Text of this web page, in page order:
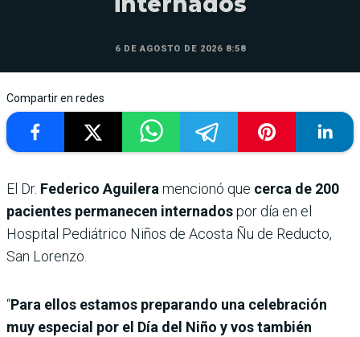
6 DE AGOSTO DE 2026 8:58
Compartir en redes
El Dr. Federico Aguilera mencionó que cerca de 200
pacientes permanecen internadospor día en el
Hospital Pediátrico Niños de Acosta Ñu de Reducto,
San Lorenzo.
“Para ellos estamos preparando una celebración
muy especial por el Día del Niño y vos también